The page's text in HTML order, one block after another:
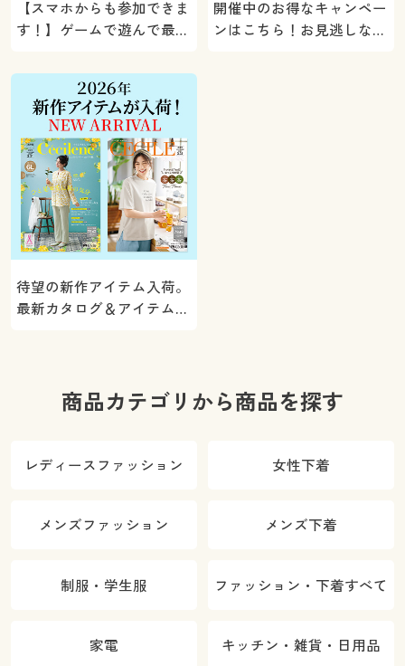
【スマホからも参加できま
す！】ゲームで遊んで最大
ト！
開催中のお得なキャンペー
ンはこちら！お見逃しな
待望の新作アイテム入荷。
最新カタログ＆アイテムを
商品カテゴリから商品を探す
レディースファッション 女性下着
メンズファッション メンズ下着
制服・学生服 ファッション・下着すべて
家電 キッチン・雑貨・日用品